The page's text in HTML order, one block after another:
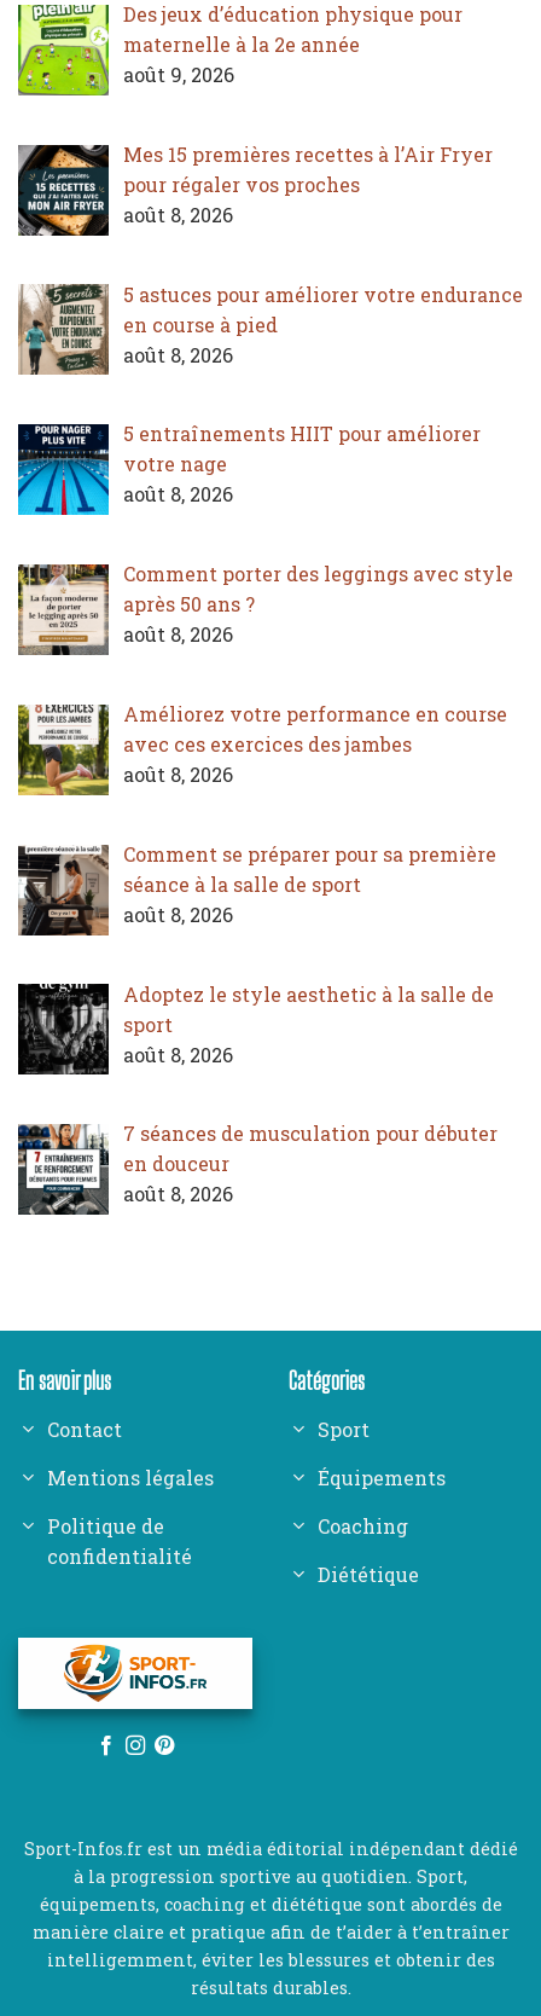
Des jeux d’éducation physique pour
maternelle à la 2e année
août 9, 2026
Mes 15 premières recettes à l’Air Fryer
pour régaler vos proches
août 8, 2026
5 astuces pour améliorer votre endurance
en course à pied
août 8, 2026
5 entraînements HIIT pour améliorer
votre nage
août 8, 2026
Comment porter des leggings avec style
après 50 ans ?
août 8, 2026
Améliorez votre performance en course
avec ces exercices des jambes
août 8, 2026
Comment se préparer pour sa première
séance à la salle de sport
août 8, 2026
Adoptez le style aesthetic à la salle de
sport
août 8, 2026
7 séances de musculation pour débuter
en douceur
août 8, 2026
En savoir plus
Contact
Mentions légales
Politique de
confidentialité
Catégories
Sport
Équipements
Coaching
Diététique
Sport-Infos.fr est un média éditorial indépendant dédié
à la progression sportive au quotidien. Sport,
équipements, coaching et diététique sont abordés de
manière claire et pratique afin de t’aider à t’entraîner
intelligemment, éviter les blessures et obtenir des
résultats durables.